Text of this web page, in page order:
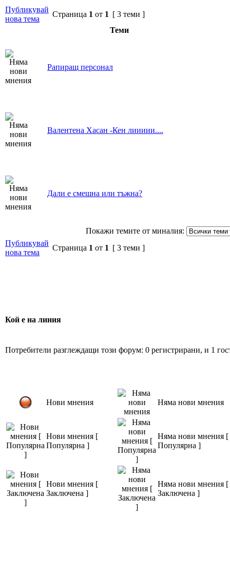
Публикувай
нова тема
Страница 1 от 1 [ 3 теми ]
Теми
Рапиращ персонал
Валентена Хасан -Кен лиииии....
Дали е смешна или тъжна?
Покажи темите от миналия:
Публикувай
нова тема
Страница 1 от 1 [ 3 теми ]
Кой е на линия
Потребители разглеждащи този форум: 0 регистрирани, и 1
Нови мнения Няма нови мнения
Нови мнения [
Популярна ]
Няма нови мнения [
Популярна ]
Нови мнения [
Заключена ]
Няма нови мнения [
Заключена ]